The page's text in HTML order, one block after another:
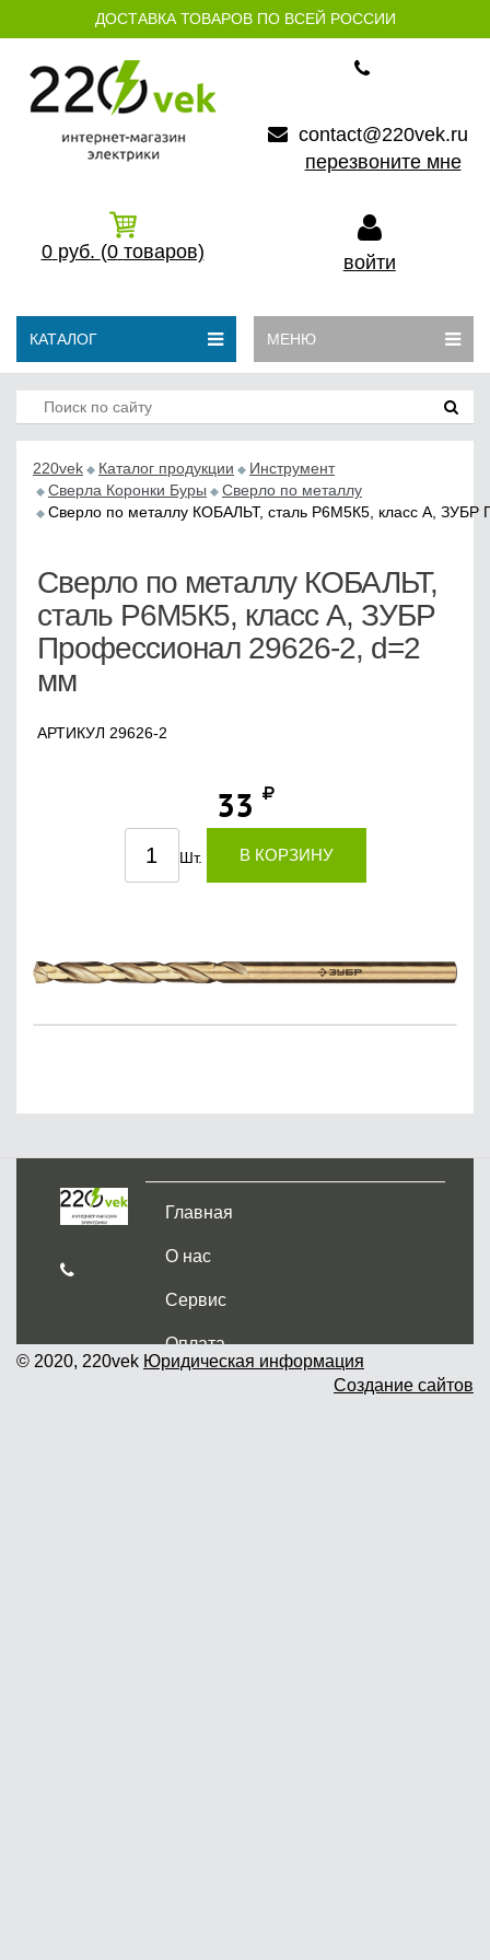
ДОСТАВКА ТОВАРОВ ПО ВСЕЙ РОССИИ
contact@220vek.ru
перезвоните мне
0 руб. (0 товаров) войти
КАТАЛОГ МЕНЮ
220vek Каталог продукции
Инструмент
Сверла Коронки Буры
Сверло по металлу
Сверло по металлу КОБАЛЬТ, сталь Р6М5К5, класс А,
Сверло по металлу КОБАЛЬТ,
сталь Р6М5К5, класс А, ЗУБР
Профессионал 29626-2, d=2
мм
АРТИКУЛ 29626-2
33
Шт. В КОРЗИНУ
Главная
О нас
Сервис
Оплата
Доставка и самовывоз
© 2020, 220vek Юридическая информация
Создание сайтов